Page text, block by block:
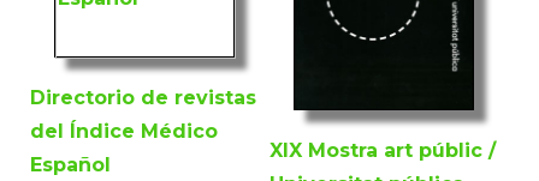
Directorio de revistas
del Índice Médico
Español
XIX Mostra art públic /